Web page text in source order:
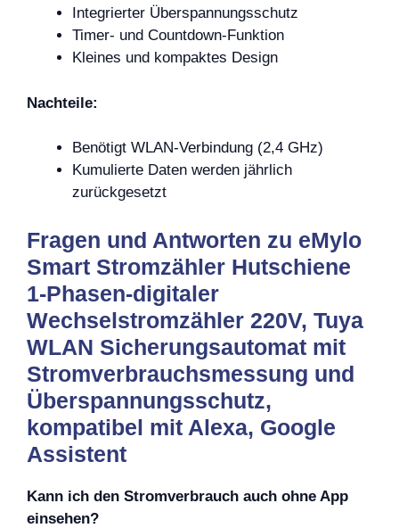
Integrierter Überspannungsschutz
Timer- und Countdown-Funktion
Kleines und kompaktes Design
Nachteile:
Benötigt WLAN-Verbindung (2,4 GHz)
Kumulierte Daten werden jährlich
zurückgesetzt
Fragen und Antworten zu eMylo
Smart Stromzähler Hutschiene
1-Phasen-digitaler
Wechselstromzähler 220V, Tuya
WLAN Sicherungsautomat mit
Stromverbrauchsmessung und
Überspannungsschutz,
kompatibel mit Alexa, Google
Assistent
Kann ich den Stromverbrauch auch ohne App
einsehen?